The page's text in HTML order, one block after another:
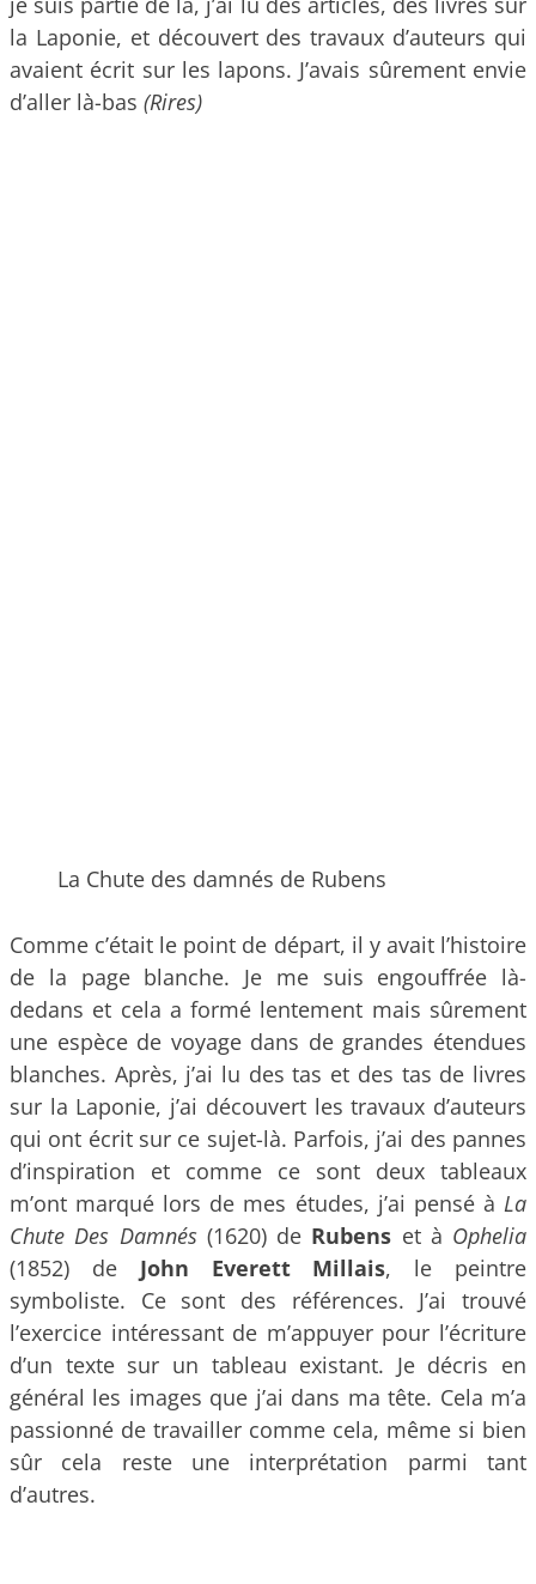
la Laponie, et découvert des travaux d’auteurs qui
avaient écrit sur les lapons. J’avais sûrement envie
d’aller là-bas (Rires)
La Chute des damnés de Rubens
Comme c’était le point de départ, il y avait l’histoire
de la page blanche. Je me suis engouffrée là-
dedans et cela a formé lentement mais sûrement
une espèce de voyage dans de grandes étendues
blanches. Après, j’ai lu des tas et des tas de livres
sur la Laponie, j’ai découvert les travaux d’auteurs
qui ont écrit sur ce sujet-là. Parfois, j’ai des pannes
d’inspiration et comme ce sont deux tableaux
m’ont marqué lors de mes études, j’ai pensé à La
Chute Des Damnés(1620) de Rubens et à Ophelia
(1852) de John Everett Millais, le peintre
symboliste. Ce sont des références. J’ai trouvé
l’exercice intéressant de m’appuyer pour l’écriture
d’un texte sur un tableau existant. Je décris en
général les images que j’ai dans ma tête. Cela m’a
passionné de travailler comme cela, même si bien
sûr cela reste une interprétation parmi tant
d’autres.